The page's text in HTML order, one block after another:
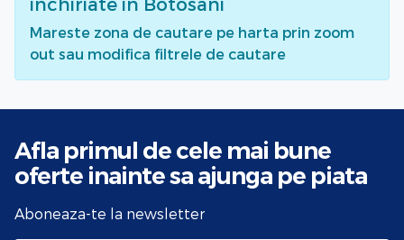
Mareste zona de cautare pe harta prin zoom
out sau modifica filtrele de cautare
Afla primul de cele mai bune
oferte inainte sa ajunga pe piata
Aboneaza-te la newsletter